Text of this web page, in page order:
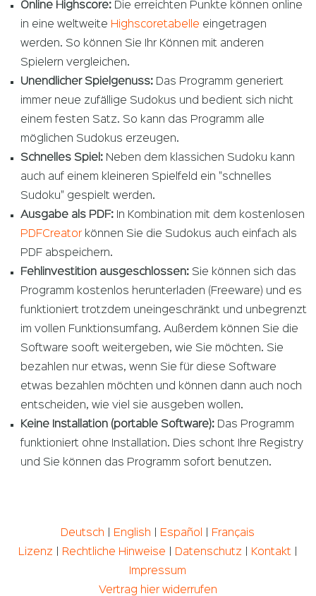
Online Highscore: Die erreichten Punkte können online
in eine weltweite Highscoretabelle eingetragen
werden. So können Sie Ihr Können mit anderen
Spielern vergleichen.
Unendlicher Spielgenuss: Das Programm generiert
immer neue zufällige Sudokus und bedient sich nicht
einem festen Satz. So kann das Programm alle
möglichen Sudokus erzeugen.
Schnelles Spiel: Neben dem klassichen Sudoku kann
auch auf einem kleineren Spielfeld ein "schnelles
Sudoku" gespielt werden.
Ausgabe als PDF:
In Kombination mit dem kostenlosen
PDFCreator können Sie die Sudokus auch einfach als
PDF abspeichern.
Fehlinvestition ausgeschlossen: Sie können sich das
Programm kostenlos herunterladen (Freeware) und es
funktioniert trotzdem uneingeschränkt und unbegrenzt
im vollen Funktionsumfang. Außerdem können Sie die
Software sooft weitergeben, wie Sie möchten. Sie
bezahlen nur etwas, wenn Sie für diese Software
etwas bezahlen möchten und können dann auch noch
entscheiden, wie viel sie ausgeben wollen.
Keine Installation (portable Software): Das Programm
funktioniert ohne Installation. Dies schont Ihre Registry
und Sie können das Programm sofort benutzen.
Deutsch English Español
Français
Lizenz
Rechtliche Hinweise Datenschutz Kontakt
Impressum
Vertrag hier widerrufen